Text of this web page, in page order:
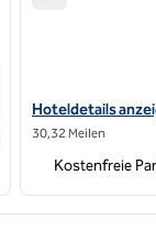
Hoteldetails für
Hoteldetails
30,32 Meilen
Kostenfreie